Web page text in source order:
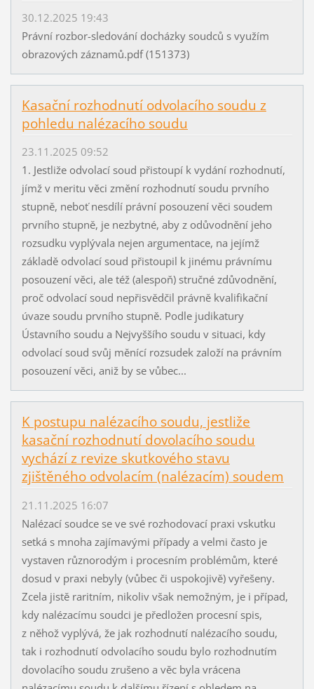
30.12.2025 19:43
Právní rozbor-sledování docházky soudců s využím
obrazových záznamů.pdf (151373)
Kasační rozhodnutí odvolacího soudu z
pohledu nalézacího soudu
23.11.2025 09:52
1. Jestliže odvolací soud přistoupí k vydání rozhodnutí,
jímž v meritu věci změní rozhodnutí soudu prvního
stupně, neboť nesdílí právní posouzení věci soudem
prvního stupně, je nezbytné, aby z odůvodnění jeho
rozsudku vyplývala nejen argumentace, na jejímž
základě odvolací soud přistoupil k jinému právnímu
posouzení věci, ale též (alespoň) stručné zdůvodnění,
proč odvolací soud nepřisvědčil právně kvalifikační
úvaze soudu prvního stupně. Podle judikatury
Ústavního soudu a Nejvyššího soudu v situaci, kdy
odvolací soud svůj měnící rozsudek založí na právním
posouzení věci, aniž by se vůbec...
K postupu nalézacího soudu, jestliže
kasační rozhodnutí dovolacího soudu
vychází z revize skutkového stavu
zjištěného odvolacím (nalézacím) soudem
21.11.2025 16:07
Nalézací soudce se ve své rozhodovací praxi vskutku
setká s mnoha zajímavými případy a velmi často je
vystaven různorodým i procesním problémům, které
dosud v praxi nebyly (vůbec či uspokojivě) vyřešeny.
Zcela jistě raritním, nikoliv však nemožným, je i případ,
kdy nalézacímu soudci je předložen procesní spis,
z něhož vyplývá, že jak rozhodnutí nalézacího soudu,
tak i rozhodnutí odvolacího soudu bylo rozhodnutím
dovolacího soudu zrušeno a věc byla vrácena